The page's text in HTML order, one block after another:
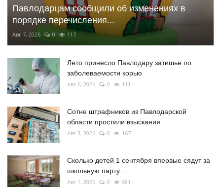
Павлодарцам сообщили об изменениях в
порядке перечисления...
Авг 7, 2026 0 117
Лето принесло Павлодару затишье по
заболеваемости корью
Авг 6, 2026 0 111
Сотне штрафников из Павлодарской
области простили взыскания
Авг 3, 2026 0 167
Сколько детей 1 сентября впервые сядут за
школьную парту...
Авг 1, 2026 0 681